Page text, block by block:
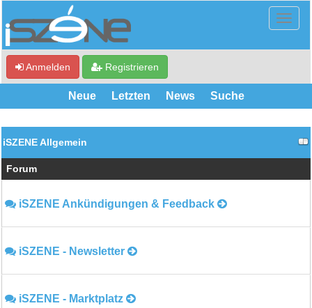
Anmelden Registrieren
Neue Letzten News Suche
iSZENE Allgemein
Forum
iSZENE Ankündigungen & Feedback
iSZENE - Newsletter
iSZENE - Marktplatz